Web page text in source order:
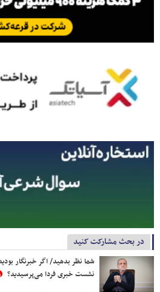
در بحث مشارکت کنید
شما نظر بدهید/ اگر خبرنگار
نشست خبری فردا می‌پرسیدید؟